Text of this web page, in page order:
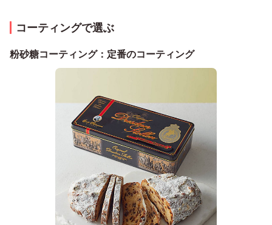
コーティングで選ぶ
粉砂糖コーティング：定番のコーティング